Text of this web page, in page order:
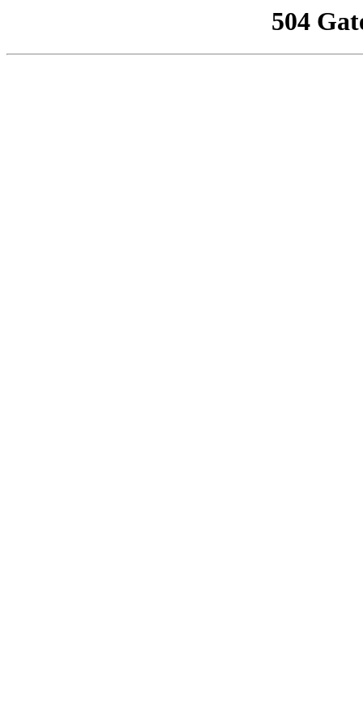
504